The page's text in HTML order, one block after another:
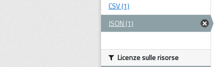
CSV (1)
JSON (1)
Licenze sulle risorse